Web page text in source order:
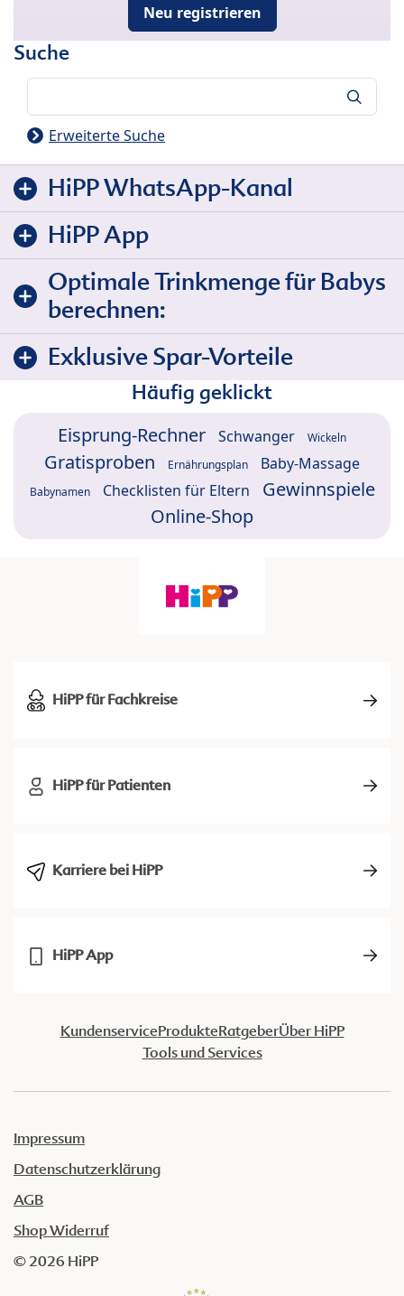
Neu registrieren
Suche
Erweiterte Suche
HiPP WhatsApp-Kanal
HiPP App
Optimale Trinkmenge für Babys
berechnen:
Exklusive Spar-Vorteile
Häufig geklickt
Eisprung-Rechner Schwanger Wickeln
Gratisproben Ernährungsplan Baby-Massage
Babynamen Checklisten für Eltern
Gewinnspiele
Online-Shop
HiPP für Fachkreise
HiPP für Patienten
Karriere bei HiPP
HiPP App
KundenserviceProdukteRatgeberÜber HiPP
Tools und Services
Impressum
Datenschutzerklärung
AGB
Shop Widerruf
© 2026 HiPP